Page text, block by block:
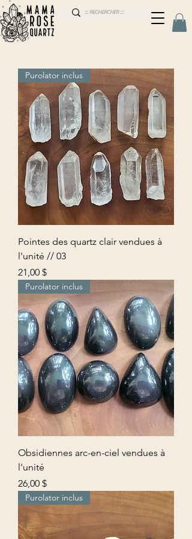
Purolator inclus
Pointes des quartz clair vendues à
l'unité // 03
Prix
21,00 $
Purolator inclus
Obsidiennes arc-en-ciel vendues à
l'unité
Prix
26,00 $
Purolator inclus